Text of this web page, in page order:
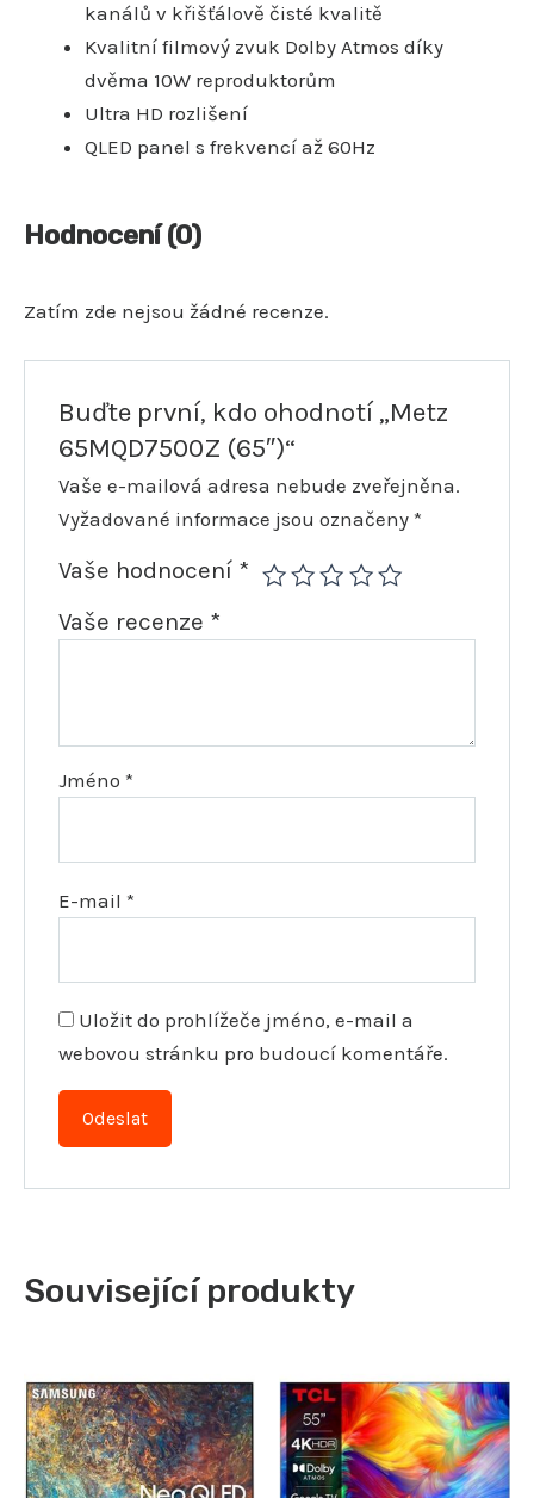
kanálů v křišťálově čisté kvalitě
Kvalitní filmový zvuk Dolby Atmos díky
dvěma 10W reproduktorům
Ultra HD rozlišení
QLED panel s frekvencí až 60Hz
Hodnocení (0)
Zatím zde nejsou žádné recenze.
Buďte první, kdo ohodnotí „Metz
65MQD7500Z (65″)“
Vaše e-mailová adresa nebude zveřejněna.
Vyžadované informace jsou označeny*
Vaše hodnocení *
Vaše recenze *
Jméno*
E-mail*
Uložit do prohlížeče jméno, e-mail a
webovou stránku pro budoucí komentáře.
Související produkty